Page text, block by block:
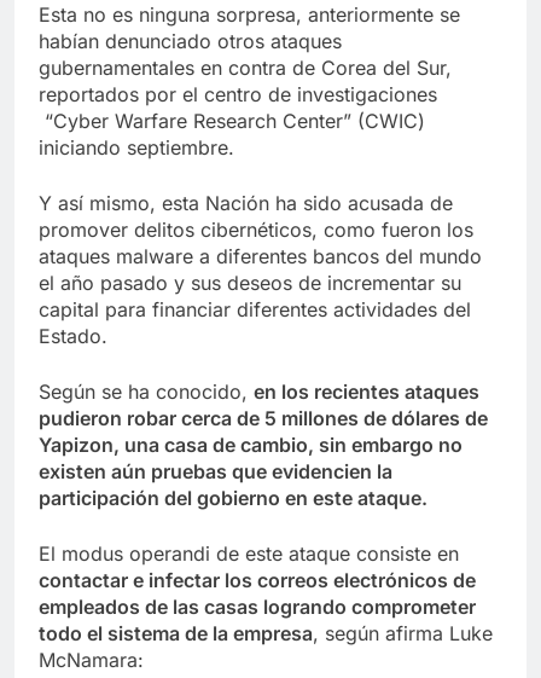
Esta no es ninguna sorpresa, anteriormente se
habían denunciado otros ataques
gubernamentales en contra de Corea del Sur,
reportados por el centro de investigaciones
“Cyber ​​Warfare Research Center” (CWIC)
iniciando septiembre.
Y así mismo, esta Nación ha sido acusada de
promover delitos cibernéticos, como fueron los
ataques malware a diferentes bancos del mundo
el año pasado y sus deseos de incrementar su
capital para financiar diferentes actividades del
Estado.
Según se ha conocido, en los recientes ataques
pudieron robar cerca de 5 millones de dólares de
Yapizon, una casa de cambio, sin embargo no
existen aún pruebas que evidencien la
participación del gobierno en este ataque.
El modus operandi de este ataque consiste en
contactar e infectar los correos electrónicos de
empleados de las casas logrando comprometer
todo el sistema de la empresa, según afirma Luke
McNamara: